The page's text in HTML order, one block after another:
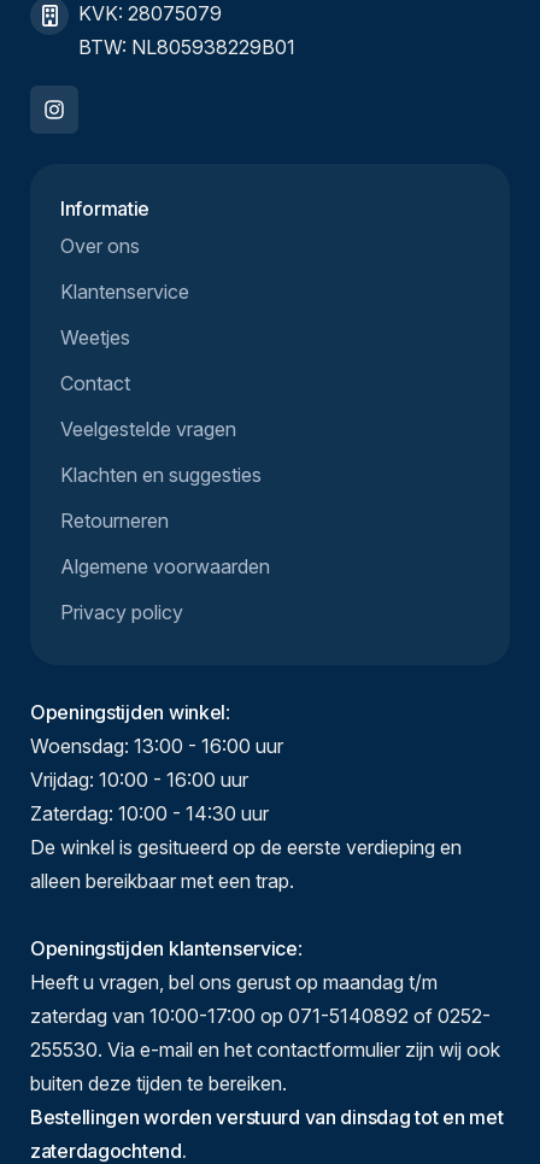
KVK: 28075079
BTW: NL805938229B01
Informatie
Over ons
Klantenservice
Weetjes
Contact
Veelgestelde vragen
Klachten en suggesties
Retourneren
Algemene voorwaarden
Privacy policy
Openingstijden winkel:
Woensdag: 13:00 - 16:00 uur
Vrijdag: 10:00 - 16:00 uur
Zaterdag: 10:00 - 14:30 uur
De winkel is gesitueerd op de eerste verdieping en
alleen bereikbaar met een trap.
Openingstijden klantenservice:
Heeft u vragen, bel ons gerust op maandag t/m
zaterdag van 10:00-17:00 op 071-5140892 of 0252-
255530. Via e-mail en het contactformulier zijn wij ook
buiten deze tijden te bereiken.
Bestellingen worden verstuurd van dinsdag tot en met
zaterdagochtend.